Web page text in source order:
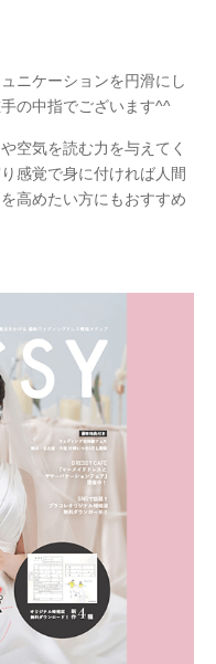
ニケーションを円滑にし
の中指でございます^^
空気を読む力を与えてく
感覚で身に付ければ人間
高めたい方にもおすすめ